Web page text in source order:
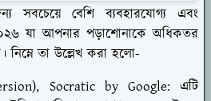
জন্য সবচেয়ে বেশি ব্যবহারযোগ্য এবং
যা আপনার পড়াশোনাকে অধিকতর
তা উল্লেখ করা হলো-
Socratic by Google: এটি